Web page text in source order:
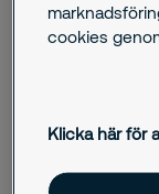
idag återstår
elefanter i Afrika.
anordnar
– Vi är oerhört
cookies
Klicka här för